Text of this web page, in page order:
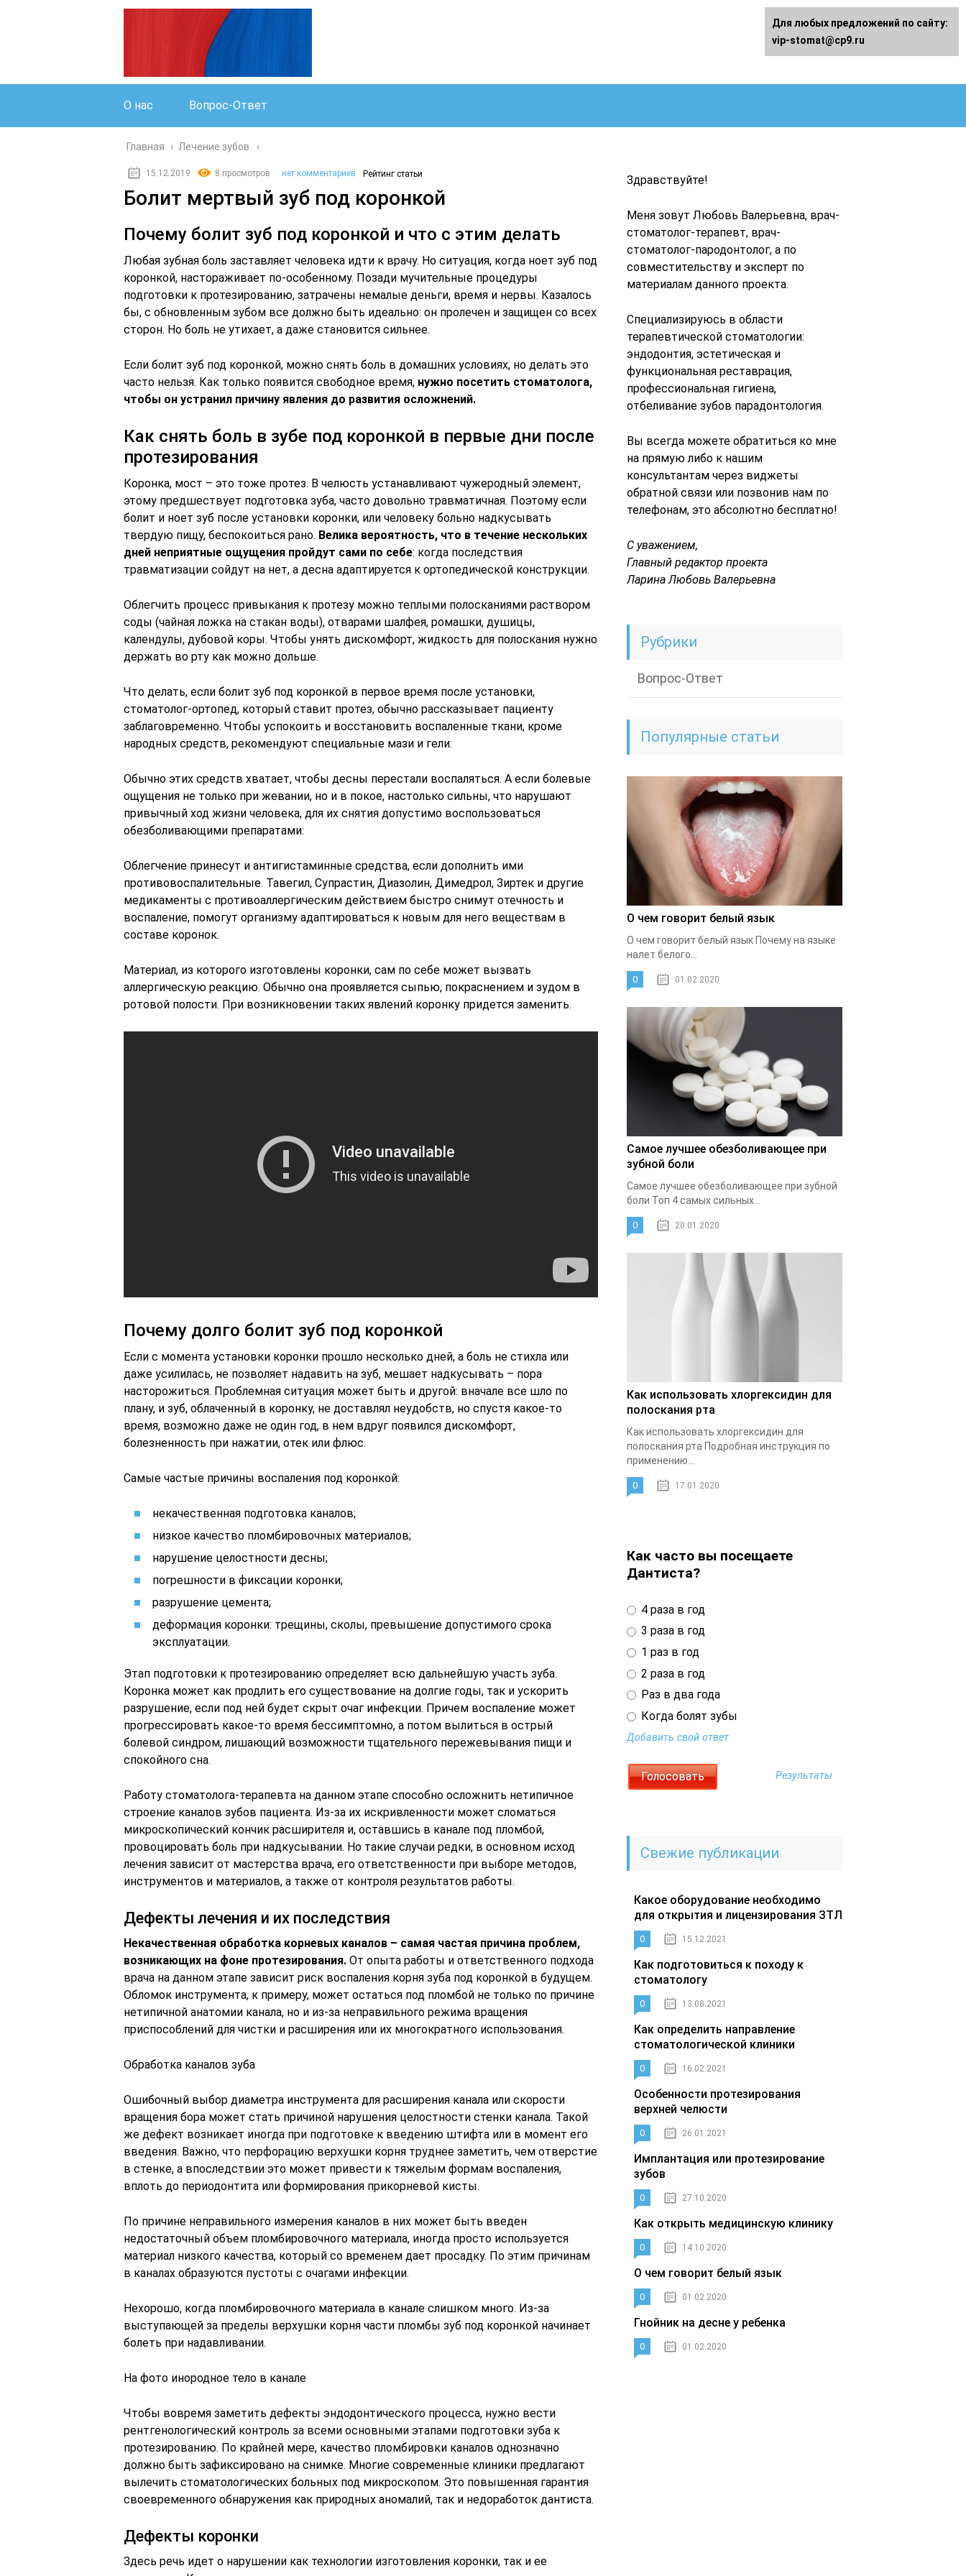
О нас Вопрос-Ответ
Главная › Лечение зубов
15.12.2019 8 просмотров нет комментариев Рейтинг статьи
Болит мертвый зуб под коронкой
Почему болит зуб под коронкой и что с этим делать
Любая зубная боль заставляет человека идти к врачу. Но ситуация, когда ноет зуб под
коронкой, настораживает по-особенному. Позади мучительные процедуры
подготовки к протезированию, затрачены немалые деньги, время и нервы. Казалось
бы, с обновленным зубом все должно быть идеально: он пролечен и защищен со всех
сторон. Но боль не утихает, а даже становится сильнее.
Если болит зуб под коронкой, можно снять боль в домашних условиях, но делать это
часто нельзя. Как только появится свободное время, нужно посетить стоматолога,
чтобы он устранил причину явления до развития осложнений.
Как снять боль в зубе под коронкой в первые дни после
протезирования
Коронка, мост – это тоже протез. В челюсть устанавливают чужеродный элемент,
этому предшествует подготовка зуба, часто довольно травматичная. Поэтому если
болит и ноет зуб после установки коронки, или человеку больно надкусывать
твердую пищу, беспокоиться рано. Велика вероятность, что в течение нескольких
дней неприятные ощущения пройдут сами по себе: когда последствия
травматизации сойдут на нет, а десна адаптируется к ортопедической конструкции.
Облегчить процесс привыкания к протезу можно теплыми полосканиями раствором
соды (чайная ложка на стакан воды), отварами шалфея, ромашки, душицы,
календулы, дубовой коры. Чтобы унять дискомфорт, жидкость для полоскания нужно
держать во рту как можно дольше.
Что делать, если болит зуб под коронкой в первое время после установки,
стоматолог-ортопед, который ставит протез, обычно рассказывает пациенту
заблаговременно. Чтобы успокоить и восстановить воспаленные ткани, кроме
народных средств, рекомендуют специальные мази и гели:
Обычно этих средств хватает, чтобы десны перестали воспаляться. А если болевые
ощущения не только при жевании, но и в покое, настолько сильны, что нарушают
привычный ход жизни человека, для их снятия допустимо воспользоваться
обезболивающими препаратами:
Облегчение принесут и антигистаминные средства, если дополнить ими
противовоспалительные. Тавегил, Супрастин, Диазолин, Димедрол, Зиртек и другие
медикаменты с противоаллергическим действием быстро снимут отечность и
воспаление, помогут организму адаптироваться к новым для него веществам в
составе коронок.
Материал, из которого изготовлены коронки, сам по себе может вызвать
аллергическую реакцию. Обычно она проявляется сыпью, покраснением и зудом в
ротовой полости. При возникновении таких явлений коронку придется заменить.
Почему долго болит зуб под коронкой
Если с момента установки коронки прошло несколько дней, а боль не стихла или
даже усилилась, не позволяет надавить на зуб, мешает надкусывать – пора
насторожиться. Проблемная ситуация может быть и другой: вначале все шло по
плану, и зуб, облаченный в коронку, не доставлял неудобств, но спустя какое-то
время, возможно даже не один год, в нем вдруг появился дискомфорт,
болезненность при нажатии, отек или флюс.
Самые частые причины воспаления под коронкой:
некачественная подготовка каналов;
низкое качество пломбировочных материалов;
нарушение целостности десны;
погрешности в фиксации коронки;
разрушение цемента;
деформация коронки: трещины, сколы, превышение допустимого срока
эксплуатации.
Этап подготовки к протезированию определяет всю дальнейшую участь зуба.
Коронка может как продлить его существование на долгие годы, так и ускорить
разрушение, если под ней будет скрыт очаг инфекции. Причем воспаление может
прогрессировать какое-то время бессимптомно, а потом вылиться в острый
болевой синдром, лишающий возможности тщательного пережевывания пищи и
спокойного сна.
Работу стоматолога-терапевта на данном этапе способно осложнить нетипичное
строение каналов зубов пациента. Из-за их искривленности может сломаться
микроскопический кончик расширителя и, оставшись в канале под пломбой,
провоцировать боль при надкусывании. Но такие случаи редки, в основном исход
лечения зависит от мастерства врача, его ответственности при выборе методов,
инструментов и материалов, а также от контроля результатов работы.
Дефекты лечения и их последствия
Некачественная обработка корневых каналов – самая частая причина проблем,
возникающих на фоне протезирования. От опыта работы и ответственного подхода
врача на данном этапе зависит риск воспаления корня зуба под коронкой в будущем.
Обломок инструмента, к примеру, может остаться под пломбой не только по причине
нетипичной анатомии канала, но и из-за неправильного режима вращения
приспособлений для чистки и расширения или их многократного использования.
Обработка каналов зуба
Ошибочный выбор диаметра инструмента для расширения канала или скорости
вращения бора может стать причиной нарушения целостности стенки канала. Такой
же дефект возникает иногда при подготовке к введению штифта или в момент его
введения. Важно, что перфорацию верхушки корня труднее заметить, чем отверстие
в стенке, а впоследствии это может привести к тяжелым формам воспаления,
вплоть до периодонтита или формирования прикорневой кисты.
По причине неправильного измерения каналов в них может быть введен
недостаточный объем пломбировочного материала, иногда просто используется
материал низкого качества, который со временем дает просадку. По этим причинам
в каналах образуются пустоты с очагами инфекции.
Нехорошо, когда пломбировочного материала в канале слишком много. Из-за
выступающей за пределы верхушки корня части пломбы зуб под коронкой начинает
болеть при надавливании.
На фото инородное тело в канале
Чтобы вовремя заметить дефекты эндодонтического процесса, нужно вести
рентгенологический контроль за всеми основными этапами подготовки зуба к
протезированию. По крайней мере, качество пломбировки каналов однозначно
должно быть зафиксировано на снимке. Многие современные клиники предлагают
вылечить стоматологических больных под микроскопом. Это повышенная гарантия
своевременного обнаружения как природных аномалий, так и недоработок дантиста.
Дефекты коронки
Здесь речь идет о нарушении как технологии изготовления коронки, так и ее
Здравствуйте!
Меня зовут Любовь Валерьевна, врач-
стоматолог-терапевт, врач-
стоматолог-пародонтолог, а по
совместительству и эксперт по
материалам данного проекта.
Специализируюсь в области
терапевтической стоматологии:
эндодонтия, эстетическая и
функциональная реставрация,
профессиональная гигиена,
отбеливание зубов парадонтология.
Вы всегда можете обратиться ко мне
на прямую либо к нашим
консультантам через виджеты
обратной связи или позвонив нам по
телефонам, это абсолютно бесплатно!
С уважением,
Главный редактор проекта
Ларина Любовь Валерьевна
Рубрики
Вопрос-Ответ
Популярные статьи
О чем говорит белый язык
О чем говорит белый язык Почему на языке
налет белого...
0 01.02.2020
Самое лучшее обезболивающее при
зубной боли
Самое лучшее обезболивающее при зубной
боли Топ 4 самых сильных...
0 20.01.2020
Как использовать хлоргексидин для
полоскания рта
Как использовать хлоргексидин для
полоскания рта Подробная инструкция по
применению...
0 17.01.2020
Как часто вы посещаете
Дантиста?
4 раза в год
3 раза в год
1 раз в год
2 раза в год
Раз в два года
Когда болят зубы
Добавить свой ответ
Результаты
Свежие публикации
Какое оборудование необходимо
для открытия и лицензирования ЗТЛ
0 15.12.2021
Как подготовиться к походу к
стоматологу
0 13.08.2021
Как определить направление
стоматологической клиники
0 16.02.2021
Особенности протезирования
верхней челюсти
0 26.01.2021
Имплантация или протезирование
зубов
0 27.10.2020
Как открыть медицинскую клинику
0 14.10.2020
О чем говорит белый язык
0 01.02.2020
Гнойник на десне у ребенка
0 01.02.2020
Для любых предложений по сайту:
vip-stomat@cp9.ru